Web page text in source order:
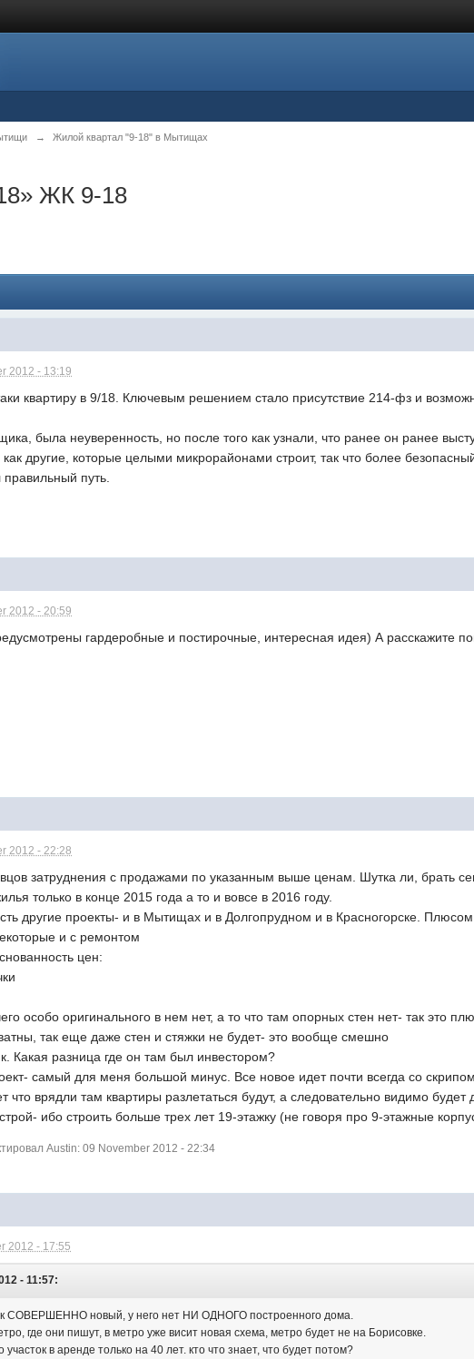
→ Жилой квартал "9-18" в Мытищах
ЖК 9-18
2012 - 13:19
квартиру в 9/18. Ключевым решением стало присутствие 214-фз и
была неуверенность, но после того как узнали, что ранее он ранее
другие, которые целыми микрорайонами строит, так что более
путь.
2012 - 20:59
гардеробные и постирочные, интересная идея) А расскажите
2012 - 22:28
затруднения с продажами по указанным выше ценам. Шутка ли, брать
только в конце 2015 года а то и вовсе в 2016 году.
другие проекты- и в Мытищах и в Долгопрудном и в Красногорске.
и с ремонтом
цен:
особо оригинального в нем нет, а то что там опорных стен нет- так это
так еще даже стен и стяжки не будет- это вообще смешно
Какая разница где он там был инвестором?
самый для меня большой минус. Все новое идет почти всегда со
что врядли там квартиры разлетаться будут, а следовательно видимо
ибо строить больше трех лет 19-этажку (не говоря про 9-этажные
Austin: 09 November 2012 - 22:34
2012 - 17:55
- 11:57:
СОВЕРШЕННО новый, у него нет НИ ОДНОГО построенного дома.
где они пишут, в метро уже висит новая схема, метро будет не на Борисовке.
участок в аренде только на 40 лет. кто что знает, что будет потом?